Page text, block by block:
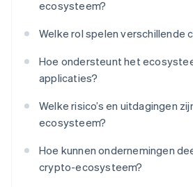
ecosysteem?
Welke rol spelen verschillende
Hoe ondersteunt het
applicaties?
Welke risico’s en uitdagingen
ecosysteem?
Hoe kunnen ondernemingen
crypto-ecosysteem?